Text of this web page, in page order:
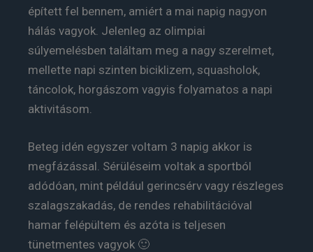
épített fel bennem, amiért a mai napig nagyon
hálás vagyok. Jelenleg az olimpiai
súlyemelésben találtam meg a nagy szerelmet,
mellette napi szinten biciklizem, squasholok,
táncolok, horgászom vagyis folyamatos a napi
aktivitásom.
Beteg idén egyszer voltam 3 napig akkor is
megfázással. Sérüléseim voltak a sportból
adódóan, mint például gerincsérv vagy részleges
szalagszakadás, de rendes rehabilitációval
hamar felépültem és azóta is teljesen
tünetmentes vagyok 🙂